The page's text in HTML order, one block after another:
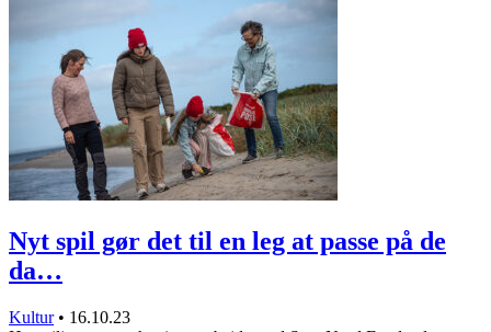
Nyt spil gør det til en leg at passe på de
da…
Kultur • 16.10.23